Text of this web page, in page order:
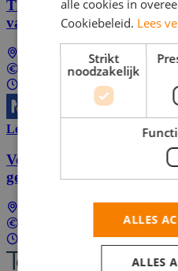
Thuis je geld verdienen?
van online vragenlijsten
Landelijk (dus ook bij jou in
In overeenstemming
4 - 32 uur per week
Lees meer
Verdien geld met het
gecreëerde onderzoeken
8 - 12 uur per week
alle cookies in
Cookiebeleid. Lees
Strikt
noodzakelijk
ALLES
ALLES